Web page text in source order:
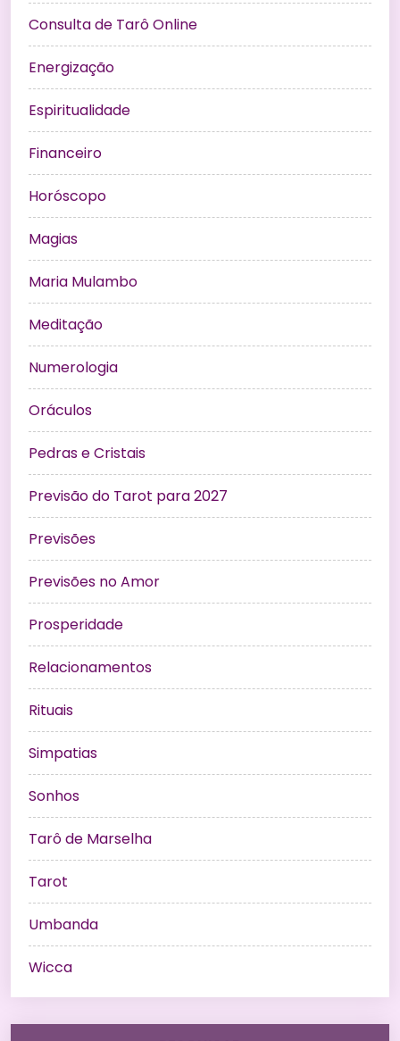
Consulta de Tarô Online
Energização
Espiritualidade
Financeiro
Horóscopo
Magias
Maria Mulambo
Meditação
Numerologia
Oráculos
Pedras e Cristais
Previsão do Tarot para 2027
Previsões
Previsões no Amor
Prosperidade
Relacionamentos
Rituais
Simpatias
Sonhos
Tarô de Marselha
Tarot
Umbanda
Wicca